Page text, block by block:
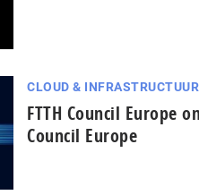
CLOUD & INFRASTRUCTUUR
FTTH Council Europe
Council Europe